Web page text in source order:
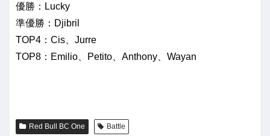
優勝：Lucky
準優勝：Djibril
TOP4：Cis、Jurre
TOP8：Emilio、Petito、Anthony、Wayan
Red Bull BC One Battle